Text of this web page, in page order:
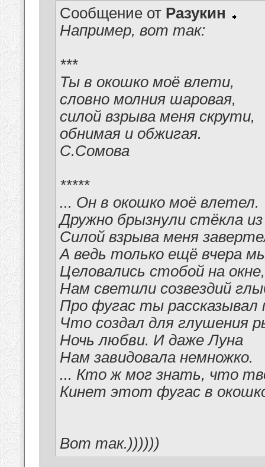
Сообщение от Разукин
Например, вот так:
***
Ты в окошко моё влети,
словно молния шаровая,
силой взрыва меня скрути,
обнимая и обжигая.
С.Сомова
*****
... Он в окошко моё влетел.
Дружно брызнули стёкла
Силой взрыва меня
А ведь только ещё вчера
Целовались стобой на окне,
Нам светили созвездий
Про фугас ты рассказывал
Что создал для глушения
Ночь любви. И даже Луна
Нам завидовала немножко.
... Кто ж мог знать, что
Кинет этот фугас в
Вот так.))))))